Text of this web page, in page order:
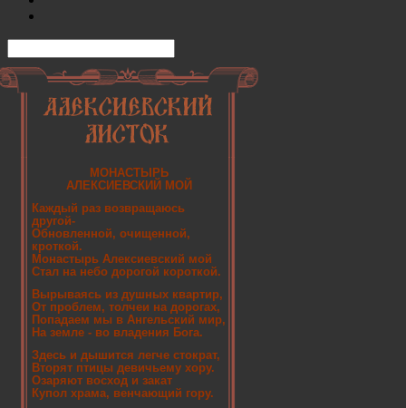
МОНАСТЫРЬ
АЛЕКСИЕВСКИЙ МОЙ
Каждый раз возвращаюсь
другой-
Обновленной, очищенной,
кроткой.
Монастырь Алексиевский мой
Стал на небо дорогой короткой.
Вырываясь из душных квартир,
От проблем, толчеи на дорогах,
Попадаем мы в Ангельский мир,
На земле - во владения Бога.
Здесь и дышится легче стократ,
Вторят птицы девичьему хору.
Озаряют восход и закат
Купол храма, венчающий гору.